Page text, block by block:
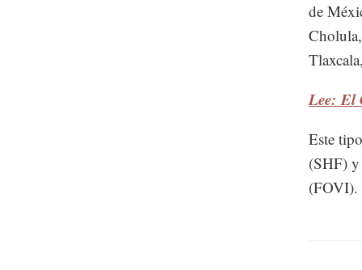
de
Lee: El
Este
(SHF)
(FOVI).